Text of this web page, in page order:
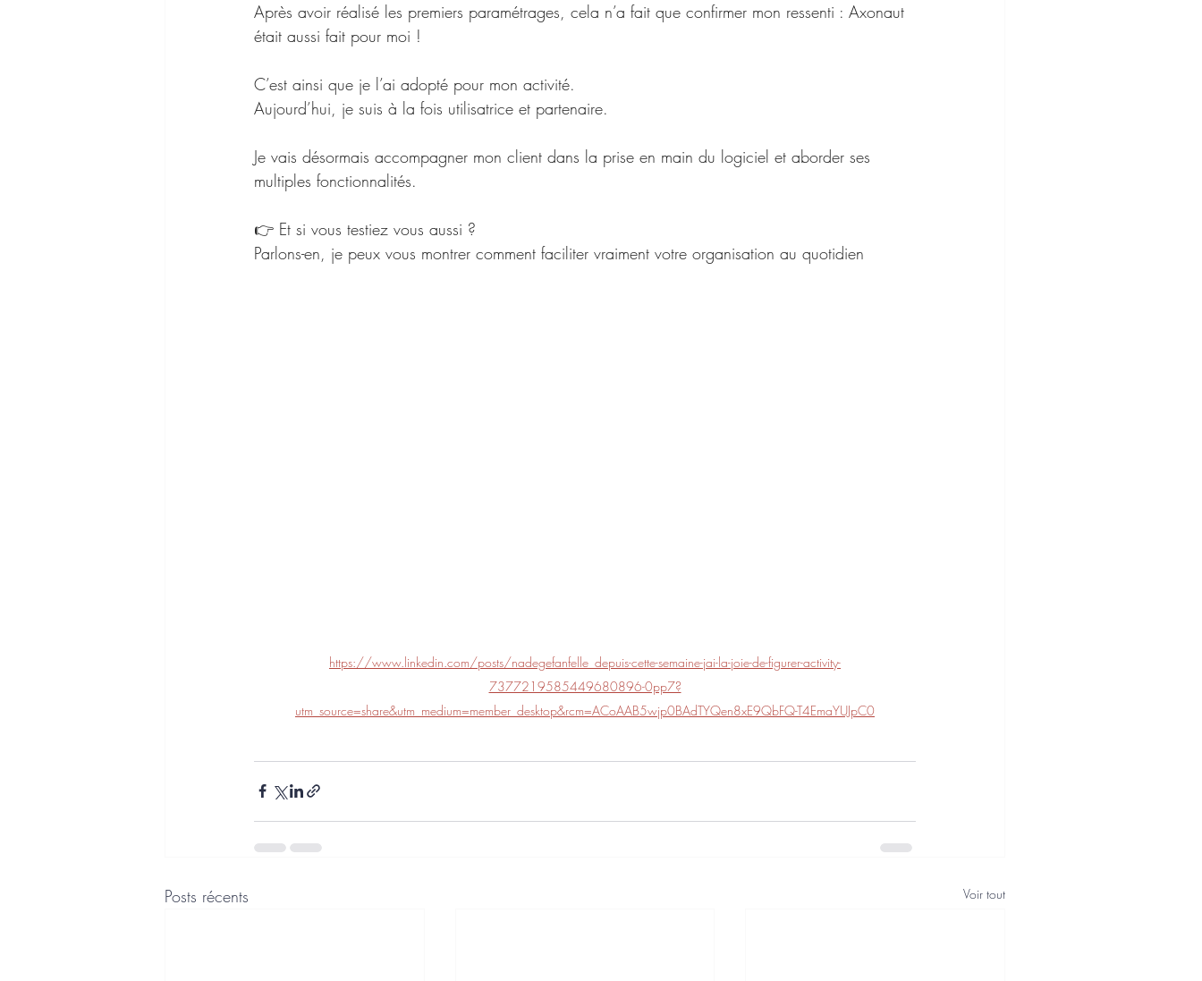
Après avoir réalisé les premiers paramétrages, cela n’a fait que confirmer mon ressenti : Axonaut
était aussi fait pour moi !
C’est ainsi que je l’ai adopté pour mon activité.
Aujourd’hui, je suis à la fois utilisatrice et partenaire.
Je vais désormais accompagner mon client dans la prise en main du logiciel et aborder ses
multiples fonctionnalités.
👉 Et si vous testiez vous aussi ?
Parlons-en, je peux vous montrer comment faciliter vraiment votre organisation au quotidien
https://www.linkedin.com/posts/nadegefanfelle_depuis-cette-semaine-jai-la-joie-de-figurer-activity-
7377219585449680896-0pp7?
utm_source=share&utm_medium=member_desktop&rcm=ACoAAB5wjp0BAdTYQen8xE9QbFQ-T4EmaYUJpC0
Posts récents Voir tout